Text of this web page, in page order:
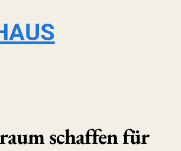
schaffen für